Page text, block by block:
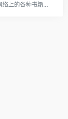
知搜是一个专注知搜搜索的搜索引擎，收录网络上的各种书籍资源！